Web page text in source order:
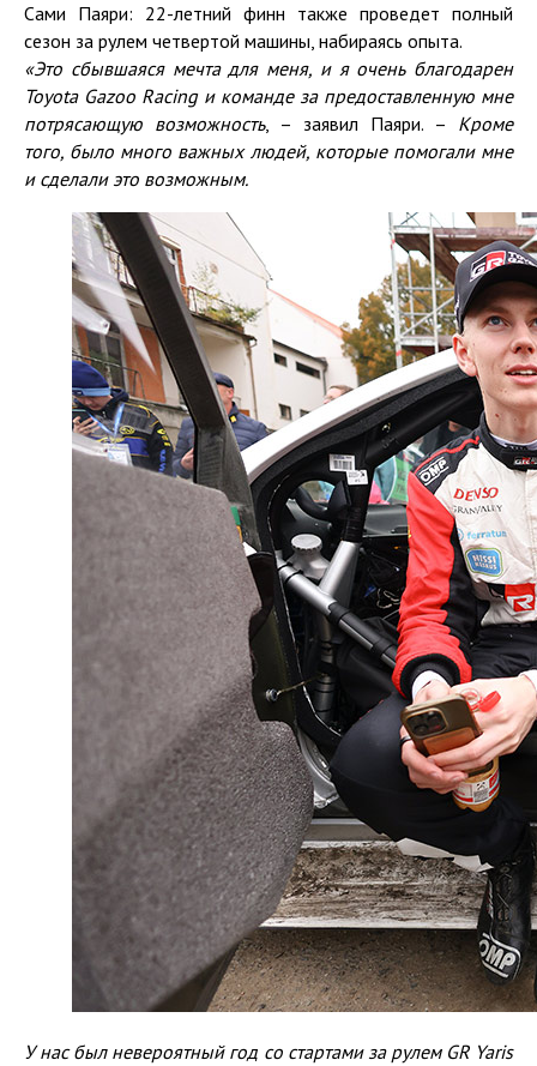
Сами Паяри: 22-летний финн также проведет полный
сезон за рулем четвертой машины, набираясь опыта.
«Это сбывшаяся мечтадля меня, и я очень благодарен
Toyota Gazoo Racing и команде за предоставленную мне
потрясающую возможность, – заявил Паяри. – Кроме
того, было много важных людей, которые помогали мне
и сделали это возможным.
У нас был невероятный год со стартами за рулем GR Yaris